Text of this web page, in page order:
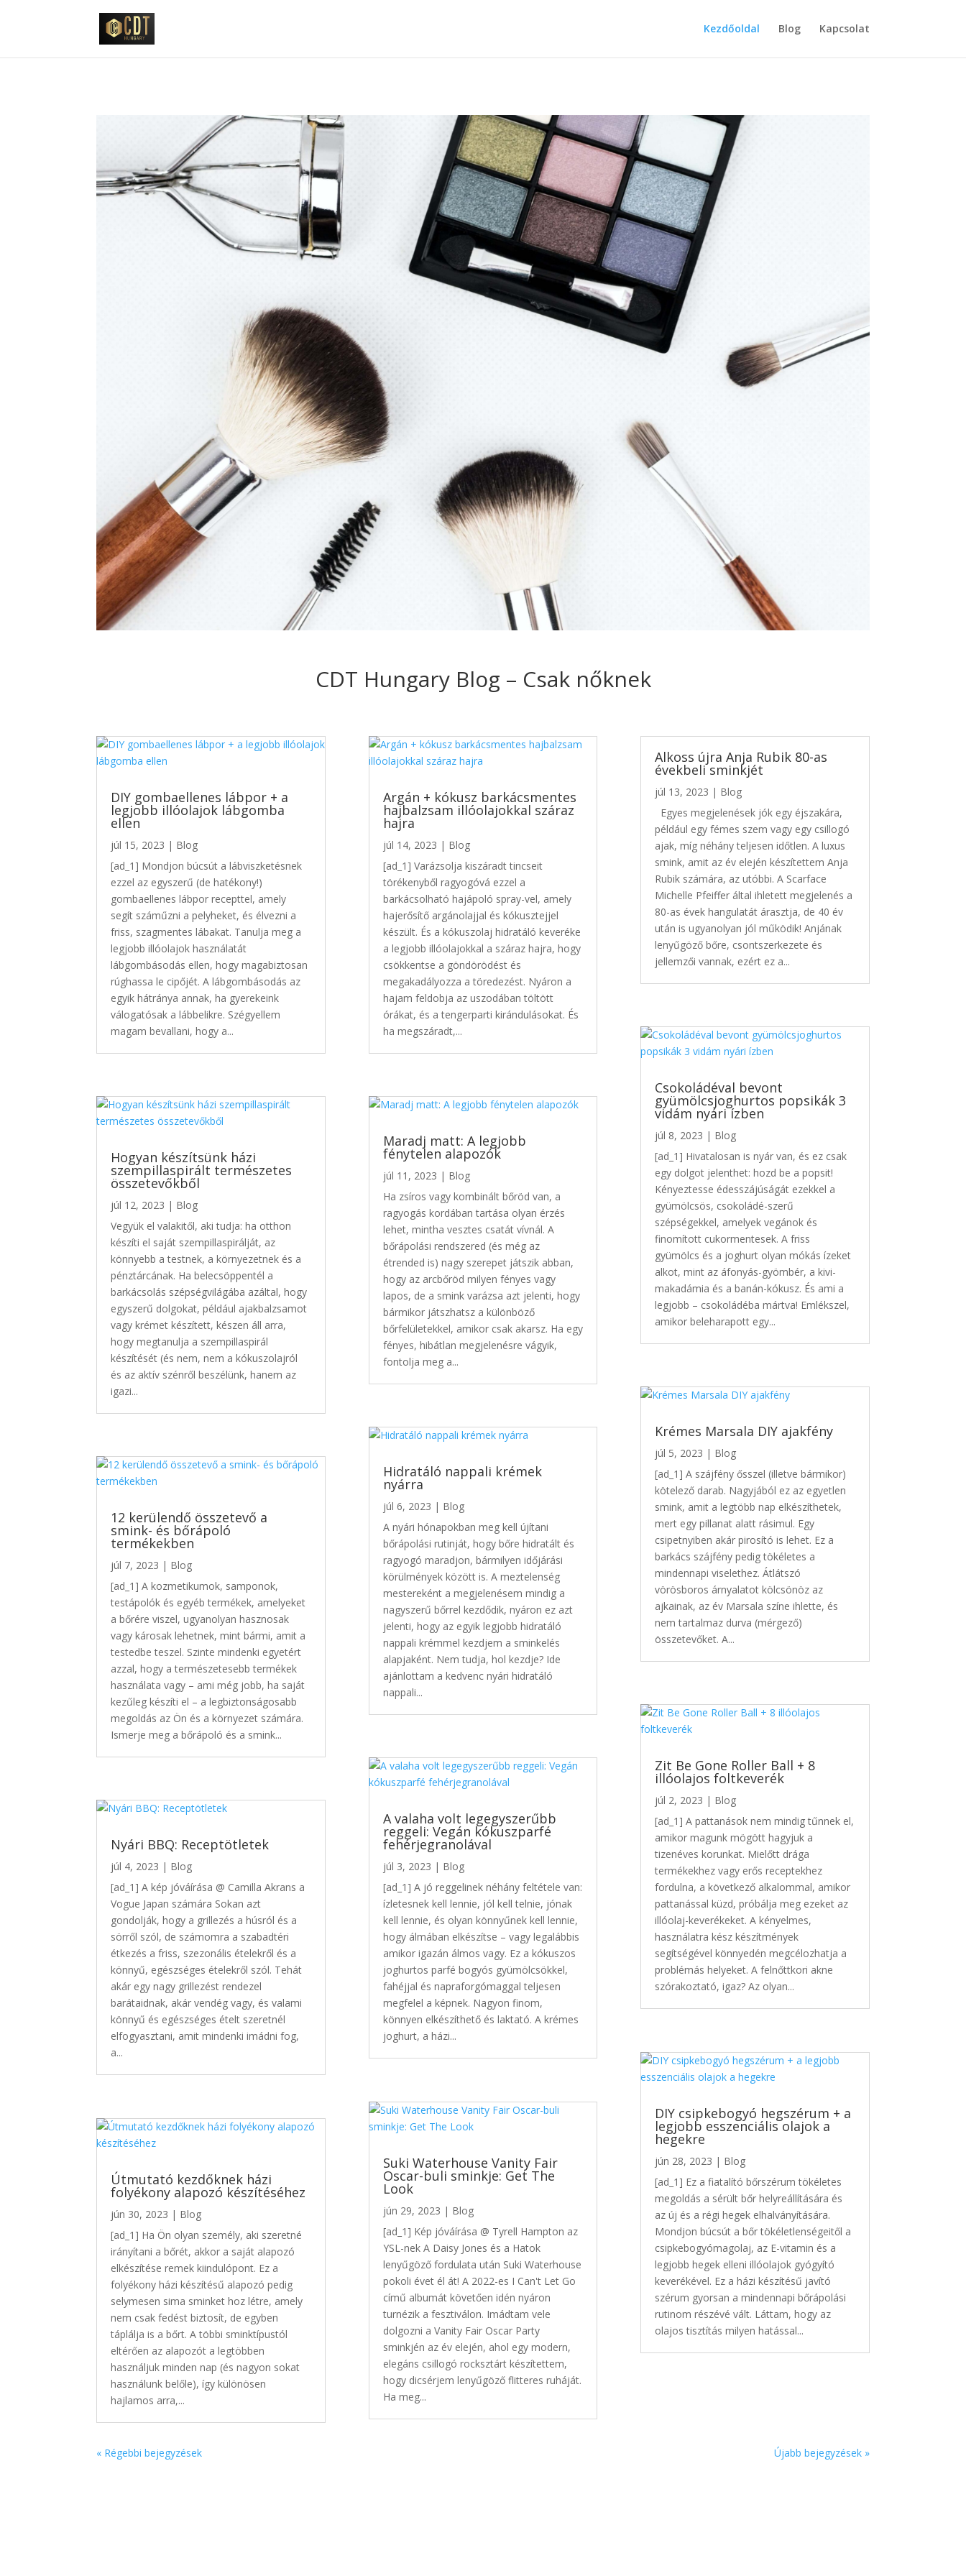
Kezdőoldal Blog Kapcsolat
CDT Hungary Blog – Csak nőknek
DIY gombaellenes lábpor + a
legjobb illóolajok lábgomba
ellen
júl 15, 2023 | Blog
[ad_1] Mondjon búcsút a lábviszketésnek
ezzel az egyszerű (de hatékony!)
gombaellenes lábpor recepttel, amely
segít száműzni a pelyheket, és élvezni a
friss, szagmentes lábakat. Tanulja meg a
legjobb illóolajok használatát
lábgombásodás ellen, hogy magabiztosan
rúghassa le cipőjét. A lábgombásodás az
egyik hátránya annak, ha gyerekeink
válogatósak a lábbelikre. Szégyellem
magam bevallani, hogy a...
Hogyan készítsünk házi
szempillaspirált természetes
összetevőkből
júl 12, 2023 | Blog
Vegyük el valakitől, aki tudja: ha otthon
készíti el saját szempillaspirálját, az
könnyebb a testnek, a környezetnek és a
pénztárcának. Ha belecsöppentél a
barkácsolás szépségvilágába azáltal, hogy
egyszerű dolgokat, például ajakbalzsamot
vagy krémet készített, készen áll arra,
hogy megtanulja a szempillaspirál
készítését (és nem, nem a kókuszolajról
és az aktív szénről beszélünk, hanem az
igazi...
12 kerülendő összetevő a
smink- és bőrápoló
termékekben
júl 7, 2023 | Blog
[ad_1] A kozmetikumok, samponok,
testápolók és egyéb termékek, amelyeket
a bőrére viszel, ugyanolyan hasznosak
vagy károsak lehetnek, mint bármi, amit a
testedbe teszel. Szinte mindenki egyetért
azzal, hogy a természetesebb termékek
használata vagy – ami még jobb, ha saját
kezűleg készíti el – a legbiztonságosabb
megoldás az Ön és a környezet számára.
Ismerje meg a bőrápoló és a smink...
Nyári BBQ: Receptötletek
júl 4, 2023 | Blog
[ad_1] A kép jóváírása @ Camilla Akrans a
Vogue Japan számára Sokan azt
gondolják, hogy a grillezés a húsról és a
sörről szól, de számomra a szabadtéri
étkezés a friss, szezonális ételekről és a
könnyű, egészséges ételekről szól. Tehát
akár egy nagy grillezést rendezel
barátaidnak, akár vendég vagy, és valami
könnyű és egészséges ételt szeretnél
elfogyasztani, amit mindenki imádni fog,
a...
Útmutató kezdőknek házi
folyékony alapozó készítéséhez
jún 30, 2023 | Blog
[ad_1] Ha Ön olyan személy, aki szeretné
irányítani a bőrét, akkor a saját alapozó
elkészítése remek kiindulópont. Ez a
folyékony házi készítésű alapozó pedig
selymesen sima sminket hoz létre, amely
nem csak fedést biztosít, de egyben
táplálja is a bőrt. A többi sminktípustól
eltérően az alapozót a legtöbben
használjuk minden nap (és nagyon sokat
használunk belőle), így különösen
hajlamos arra,...
Argán + kókusz barkácsmentes
hajbalzsam illóolajokkal száraz
hajra
júl 14, 2023 | Blog
[ad_1] Varázsolja kiszáradt tincseit
törékenyből ragyogóvá ezzel a
barkácsolható hajápoló spray-vel, amely
hajerősítő argánolajjal és kókusztejjel
készült. És a kókuszolaj hidratáló keveréke
a legjobb illóolajokkal a száraz hajra, hogy
csökkentse a göndörödést és
megakadályozza a töredezést. Nyáron a
hajam feldobja az uszodában töltött
órákat, és a tengerparti kirándulásokat. És
ha megszáradt,...
Maradj matt: A legjobb
fénytelen alapozók
júl 11, 2023 | Blog
Ha zsíros vagy kombinált bőröd van, a
ragyogás kordában tartása olyan érzés
lehet, mintha vesztes csatát vívnál. A
bőrápolási rendszered (és még az
étrended is) nagy szerepet játszik abban,
hogy az arcbőröd milyen fényes vagy
lapos, de a smink varázsa azt jelenti, hogy
bármikor játszhatsz a különböző
bőrfelületekkel, amikor csak akarsz. Ha egy
fényes, hibátlan megjelenésre vágyik,
fontolja meg a...
Hidratáló nappali krémek
nyárra
júl 6, 2023 | Blog
A nyári hónapokban meg kell újítani
bőrápolási rutinját, hogy bőre hidratált és
ragyogó maradjon, bármilyen időjárási
körülmények között is. A meztelenség
mestereként a megjelenésem mindig a
nagyszerű bőrrel kezdődik, nyáron ez azt
jelenti, hogy az egyik legjobb hidratáló
nappali krémmel kezdjem a sminkelés
alapjaként. Nem tudja, hol kezdje? Ide
ajánlottam a kedvenc nyári hidratáló
nappali...
A valaha volt legegyszerűbb
reggeli: Vegán kókuszparfé
fehérjegranolával
júl 3, 2023 | Blog
[ad_1] A jó reggelinek néhány feltétele van:
ízletesnek kell lennie, jól kell telnie, jónak
kell lennie, és olyan könnyűnek kell lennie,
hogy álmában elkészítse – vagy legalábbis
amikor igazán álmos vagy. Ez a kókuszos
joghurtos parfé bogyós gyümölcsökkel,
fahéjjal és napraforgómaggal teljesen
megfelel a képnek. Nagyon finom,
könnyen elkészíthető és laktató. A krémes
joghurt, a házi...
Suki Waterhouse Vanity Fair
Oscar-buli sminkje: Get The
Look
jún 29, 2023 | Blog
[ad_1] Kép jóváírása @ Tyrell Hampton az
YSL-nek A Daisy Jones és a Hatok
lenyűgöző fordulata után Suki Waterhouse
pokoli évet él át! A 2022-es I Can't Let Go
című albumát követően idén nyáron
turnézik a fesztiválon. Imádtam vele
dolgozni a Vanity Fair Oscar Party
sminkjén az év elején, ahol egy modern,
elegáns csillogó rocksztárt készítettem,
hogy dicsérjem lenyűgöző flitteres ruháját.
Ha meg...
Alkoss újra Anja Rubik 80-as
évekbeli sminkjét
júl 13, 2023 | Blog
Egyes megjelenések jók egy éjszakára,
például egy fémes szem vagy egy csillogó
ajak, míg néhány teljesen időtlen. A luxus
smink, amit az év elején készítettem Anja
Rubik számára, az utóbbi. A Scarface
Michelle Pfeiffer által ihletett megjelenés a
80-as évek hangulatát árasztja, de 40 év
után is ugyanolyan jól működik! Anjának
lenyűgöző bőre, csontszerkezete és
jellemzői vannak, ezért ez a...
Csokoládéval bevont
gyümölcsjoghurtos popsikák 3
vidám nyári ízben
júl 8, 2023 | Blog
[ad_1] Hivatalosan is nyár van, és ez csak
egy dolgot jelenthet: hozd be a popsit!
Kényeztesse édesszájúságát ezekkel a
gyümölcsös, csokoládé-szerű
szépségekkel, amelyek vegánok és
finomított cukormentesek. A friss
gyümölcs és a joghurt olyan mókás ízeket
alkot, mint az áfonyás-gyömbér, a kivi-
makadámia és a banán-kókusz. És ami a
legjobb – csokoládéba mártva! Emlékszel,
amikor beleharapott egy...
Krémes Marsala DIY ajakfény
júl 5, 2023 | Blog
[ad_1] A szájfény ősszel (illetve bármikor)
kötelező darab. Nagyjából ez az egyetlen
smink, amit a legtöbb nap elkészíthetek,
mert egy pillanat alatt rásimul. Egy
csipetnyiben akár pirosító is lehet. Ez a
barkács szájfény pedig tökéletes a
mindennapi viselethez. Átlátszó
vörösboros árnyalatot kölcsönöz az
ajkainak, az év Marsala színe ihlette, és
nem tartalmaz durva (mérgező)
összetevőket. A...
Zit Be Gone Roller Ball + 8
illóolajos foltkeverék
júl 2, 2023 | Blog
[ad_1] A pattanások nem mindig tűnnek el,
amikor magunk mögött hagyjuk a
tizenéves korunkat. Mielőtt drága
termékekhez vagy erős receptekhez
fordulna, a következő alkalommal, amikor
pattanással küzd, próbálja meg ezeket az
illóolaj-keverékeket. A kényelmes,
használatra kész készítmények
segítségével könnyedén megcélozhatja a
problémás helyeket. A felnőttkori akne
szórakoztató, igaz? Az olyan...
DIY csipkebogyó hegszérum + a
legjobb esszenciális olajok a
hegekre
jún 28, 2023 | Blog
[ad_1] Ez a fiatalító bőrszérum tökéletes
megoldás a sérült bőr helyreállítására és
az új és a régi hegek elhalványítására.
Mondjon búcsút a bőr tökéletlenségeitől a
csipkebogyómagolaj, az E-vitamin és a
legjobb hegek elleni illóolajok gyógyító
keverékével. Ez a házi készítésű javító
szérum gyorsan a mindennapi bőrápolási
rutinom részévé vált. Láttam, hogy az
olajos tisztítás milyen hatással...
« Régebbi bejegyzések Újabb bejegyzések »